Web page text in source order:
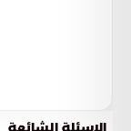
الاسئلة الشائعة